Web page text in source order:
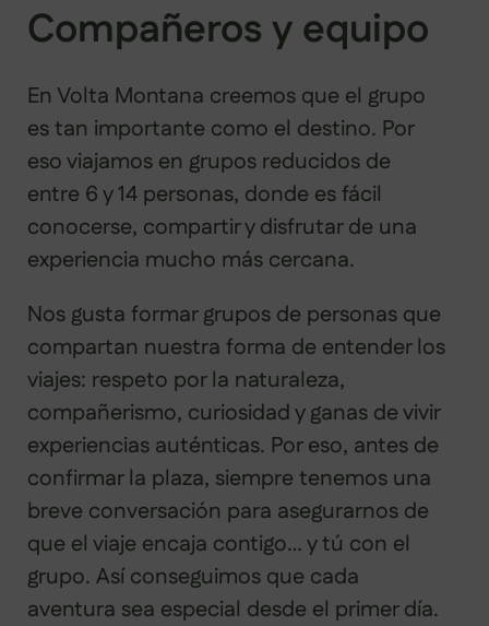
Compañeros y equipo
En Volta Montana creemos que el grupo
es tan importante como el destino. Por
eso viajamos en grupos reducidos de
entre 6 y 14 personas, donde es fácil
conocerse, compartir y disfrutar de una
experiencia mucho más cercana.
Nos gusta formar grupos de personas que
compartan nuestra forma de entender los
viajes: respeto por la naturaleza,
compañerismo, curiosidad y ganas de vivir
experiencias auténticas. Por eso, antes de
confirmar la plaza, siempre tenemos una
breve conversación para asegurarnos de
que el viaje encaja contigo… y tú con el
grupo. Así conseguimos que cada
aventura sea especial desde el primer día.